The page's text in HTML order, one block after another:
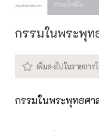
กรรมในพระพุท
กรรมในพระพุทธศา